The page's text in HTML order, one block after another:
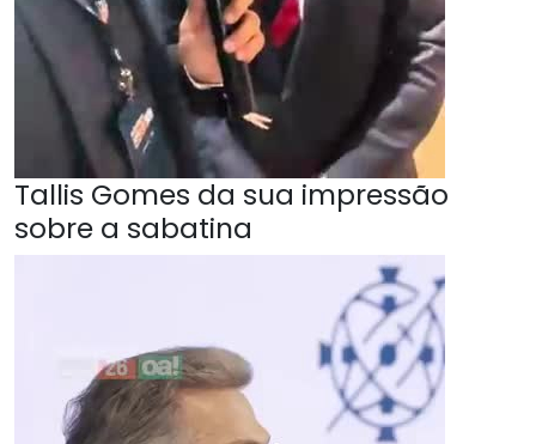
Tallis Gomes da sua impressão
sobre a sabatina